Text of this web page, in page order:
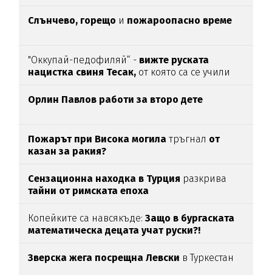
Слънчево, горещо и пожароопасно време
"Оккупай-педофиляй“ - вижте руската
нацистка свиня Тесак, от която са се учили
Орлин Павлов работи за второ дете
Пожарът при Висока могила тръгнал от
казан за ракия?
Сензационна находка в Турция разкрива
тайни от римската епоха
Копейките са навсякъде:Защо в бургаската
математическа децата учат руски?!
Зверска жега посрещна Левски в Туркестан